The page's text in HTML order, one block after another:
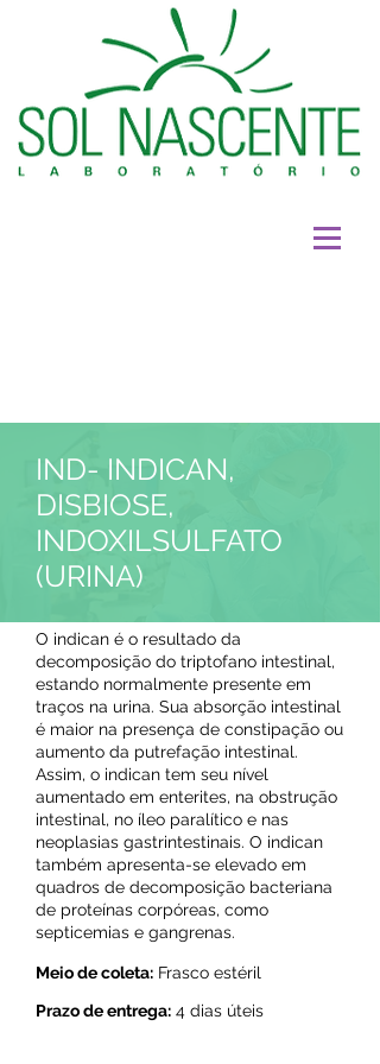
IND- INDICAN,
DISBIOSE,
INDOXILSULFATO
(URINA)
O indican é o resultado da
decomposição do triptofano intestinal,
estando normalmente presente em
traços na urina. Sua absorção intestinal
é maior na presença de constipação ou
aumento da putrefação intestinal.
Assim, o indican tem seu nível
aumentado em enterites, na obstrução
intestinal, no íleo paralítico e nas
neoplasias gastrintestinais. O indican
também apresenta-se elevado em
quadros de decomposição bacteriana
de proteínas corpóreas, como
septicemias e gangrenas.
Meio de coleta: Frasco estéril
Prazo de entrega: 4 dias úteis